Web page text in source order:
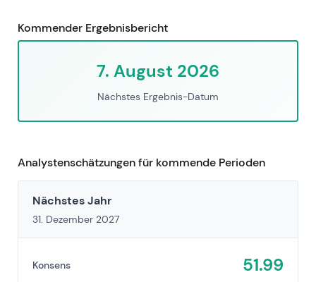
Kommender Ergebnisbericht
7. August 2026
Nächstes Ergebnis-Datum
Analystenschätzungen für kommende Perioden
Nächstes Jahr
31. Dezember 2027
Konsens 51.99